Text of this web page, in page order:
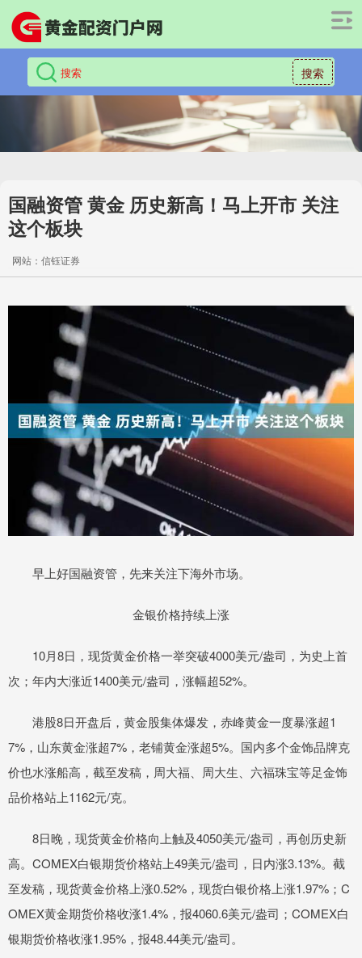
搜索
国融资管 黄金 历史新高！马上开市 关注
这个板块
网站：信钰证券
早上好国融资管，先来关注下海外市场。
金银价格持续上涨
10月8日，现货黄金价格一举突破4000美元/盎司，为史上首
次；年内大涨近1400美元/盎司，涨幅超52%。
港股8日开盘后，黄金股集体爆发，赤峰黄金一度暴涨超1
7%，山东黄金涨超7%，老铺黄金涨超5%。国内多个金饰品牌克
价也水涨船高，截至发稿，周大福、周大生、六福珠宝等足金饰
品价格站上1162元/克。
8日晚，现货黄金价格向上触及4050美元/盎司，再创历史新
高。COMEX白银期货价格站上49美元/盎司，日内涨3.13%。截
至发稿，现货黄金价格上涨0.52%，现货白银价格上涨1.97%；C
OMEX黄金期货价格收涨1.4%，报4060.6美元/盎司；COMEX白
银期货价格收涨1.95%，报48.44美元/盎司。